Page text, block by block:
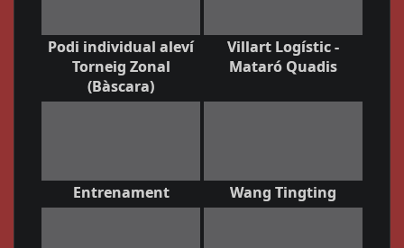
Podi individual aleví
Torneig Zonal
(Bàscara)
Villart Logístic -
Mataró Quadis
Entrenament Wang Tingting